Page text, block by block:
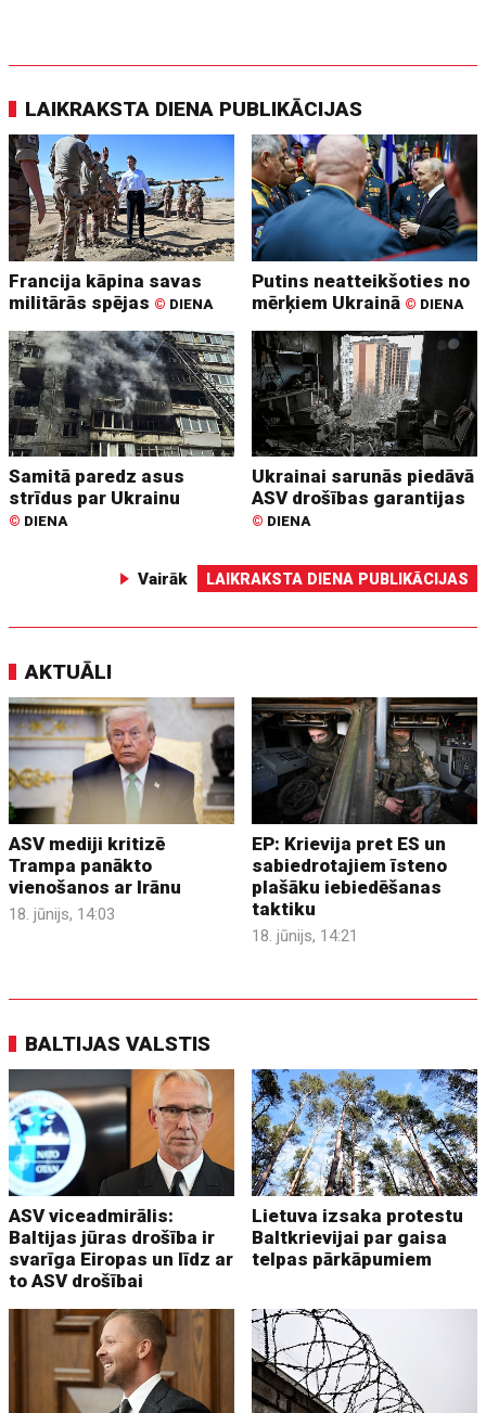
LAIKRAKSTA DIENA PUBLIKĀCIJAS
Francija kāpina savas
militārās spējas © DIENA
Putins neatteikšoties no
mērķiem Ukrainā © DIENA
Samitā paredz asus
strīdus par Ukrainu
© DIENA
Ukrainai sarunās piedāvā
ASV drošības garantijas
© DIENA
Vairāk LAIKRAKSTA DIENA PUBLIKĀCIJAS
AKTUĀLI
ASV mediji kritizē
Trampa panākto
vienošanos ar Irānu
18. jūnijs, 14:03
EP: Krievija pret ES un
sabiedrotajiem īsteno
plašāku iebiedēšanas
taktiku
18. jūnijs, 14:21
BALTIJAS VALSTIS
ASV viceadmirālis:
Baltijas jūras drošība ir
svarīga Eiropas un līdz ar
to ASV drošībai
Lietuva izsaka protestu
Baltkrievijai par gaisa
telpas pārkāpumiem